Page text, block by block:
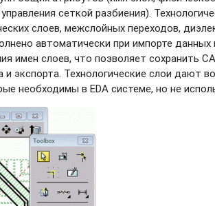
сеткой разбиения).
слоев, межслойных переходов,
автоматически при импорте данных
имен слоев, что позволяет сохранить
и экспорта. Технологические слои дают
необходимы в EDA системе, но не